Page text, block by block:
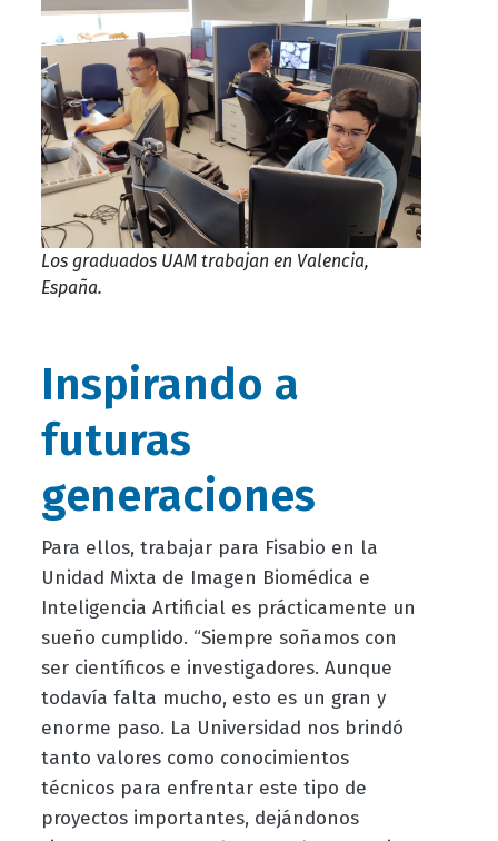
Los graduados UAM trabajan en Valencia,
España.
Inspirando a
futuras
generaciones
Para ellos, trabajar para Fisabio en la
Unidad Mixta de Imagen Biomédica e
Inteligencia Artificial es prácticamente un
sueño cumplido. “Siempre soñamos con
ser científicos e investigadores. Aunque
todavía falta mucho, esto es un gran y
enorme paso. La Universidad nos brindó
tanto valores como conocimientos
técnicos para enfrentar este tipo de
proyectos importantes, dejándonos